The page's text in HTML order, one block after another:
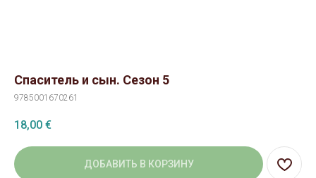
Спаситель и сын. Сезон 5
9785001670261
18,00 €
ДОБАВИТЬ В КОРЗИНУ